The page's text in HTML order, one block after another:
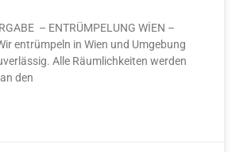
– ENTRÜMPELUNG WİEN –
entrümpeln in Wien und Umgebung
Alle Räumlichkeiten werden
den